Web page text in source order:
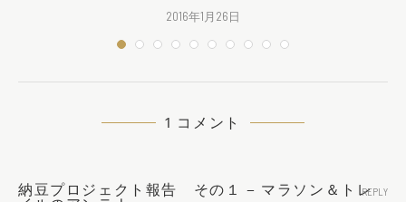
2016年1月26日
1 コメント
納豆プロジェクト報告 その１ – マラソン＆トレREPLY